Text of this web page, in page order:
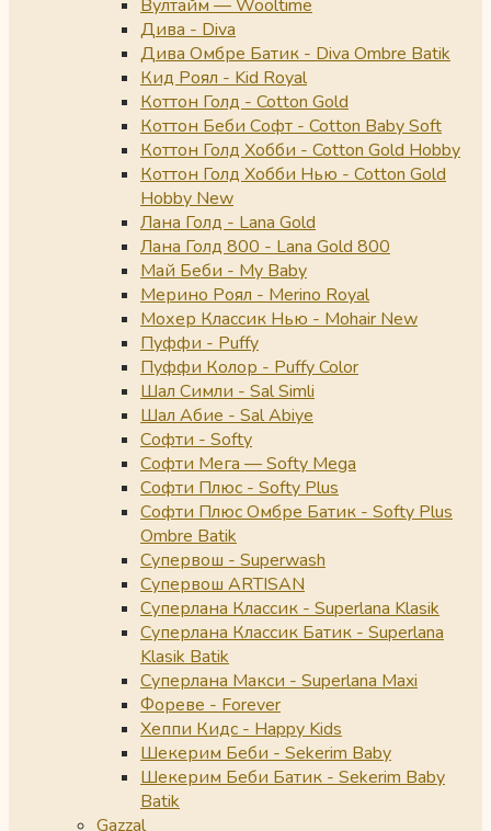
Вултайм — Wooltime
Дива - Diva
Дива Омбре Батик - Diva Ombre Batik
Кид Роял - Kid Royal
Коттон Голд - Cotton Gold
Коттон Беби Софт - Cotton Baby Soft
Коттон Голд Хобби - Cotton Gold Hobby
Коттон Голд Хобби Нью - Cotton Gold
Hobby New
Лана Голд - Lana Gold
Лана Голд 800 - Lana Gold 800
Май Беби - My Baby
Мерино Роял - Merino Royal
Мохер Классик Нью - Mohair New
Пуффи - Puffy
Пуффи Колор - Puffy Color
Шал Симли - Sal Simli
Шал Абие - Sal Abiye
Софти - Softy
Софти Мега — Softy Mega
Софти Плюс - Softy Plus
Софти Плюс Омбре Батик - Softy Plus
Ombre Batik
Супервош - Superwash
Супервош ARTISAN
Суперлана Классик - Superlana Klasik
Суперлана Классик Батик - Superlana
Klasik Batik
Суперлана Макси - Superlana Maxi
Фореве - Forever
Хеппи Кидс - Happy Kids
Шекерим Беби - Sekerim Baby
Шекерим Беби Батик - Sekerim Baby
Batik
Gazzal